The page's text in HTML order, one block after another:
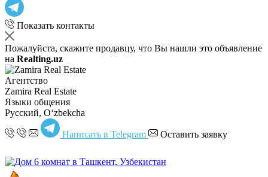
Показать контакты
Пожалуйста, скажите продавцу, что Вы нашли это объявление
на Realting.uz
Агентство
Zamira Real Estate
Языки общения
Русский, Oʻzbekcha
Написать в Telegram Оставить заявку